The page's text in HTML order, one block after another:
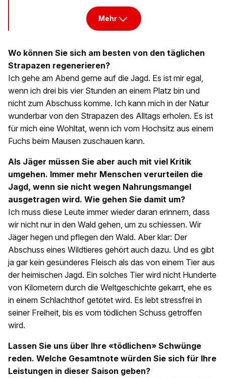
Mehr
Wo können Sie sich am besten von den täglichen
Strapazen regenerieren?
Ich gehe am Abend gerne auf die Jagd. Es ist mir egal,
wenn ich drei bis vier Stunden an einem Platz bin und
nicht zum Abschuss komme. Ich kann mich in der Natur
wunderbar von den Strapazen des Alltags erholen. Es ist
für mich eine Wohltat, wenn ich vom Hochsitz aus einem
Fuchs beim Mausen zuschauen kann.
Als Jäger müssen Sie aber auch mit viel Kritik
umgehen. Immer mehr Menschen verurteilen die
Jagd, wenn sie nicht wegen Nahrungsmangel
ausgetragen wird. Wie gehen Sie damit um?
Ich muss diese Leute immer wieder daran erinnern, dass
wir nicht nur in den Wald gehen, um zu schiessen. Wir
Jäger hegen und pflegen den Wald. Aber klar: Der
Abschuss eines Wildtieres gehört auch dazu. Und es gibt
ja gar kein gesünderes Fleisch als das von einem Tier aus
der heimischen Jagd. Ein solches Tier wird nicht Hunderte
von Kilometern durch die Weltgeschichte gekarrt, ehe es
in einem Schlachthof getötet wird. Es lebt stressfrei in
seiner Freiheit, bis es vom tödlichen Schuss getroffen
wird.
Lassen Sie uns über Ihre «tödlichen» Schwünge
reden. Welche Gesamtnote würden Sie sich für Ihre
Leistungen in dieser Saison geben?